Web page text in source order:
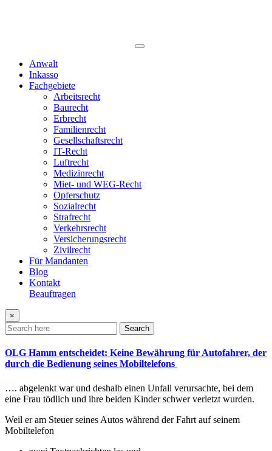
Anwalt
Inkasso
Fachgebiete
Arbeitsrecht
Baurecht
Erbrecht
Familienrecht
Gesellschaftsrecht
IT-Recht
Luftrecht
Medizinrecht
Miet- und WEG-Recht
Opferschutz
Sozialrecht
Strafrecht
Verkehrsrecht
Versicherungsrecht
Zivilrecht
Für Mandanten
Blog
Kontakt
Beauftragen
×
Search
OLG Hamm entscheidet: Keine Bewährung für Autofahrer, der
durch die Bedienung seines Mobiltelefons
…. abgelenkt war und deshalb einen Unfall verursachte, bei dem
eine Frau tödlich und ihre beiden Kinder schwer verletzt wurden.
Weil er am Steuer seines Autos während der Fahrt auf seinem
Mobiltelefon